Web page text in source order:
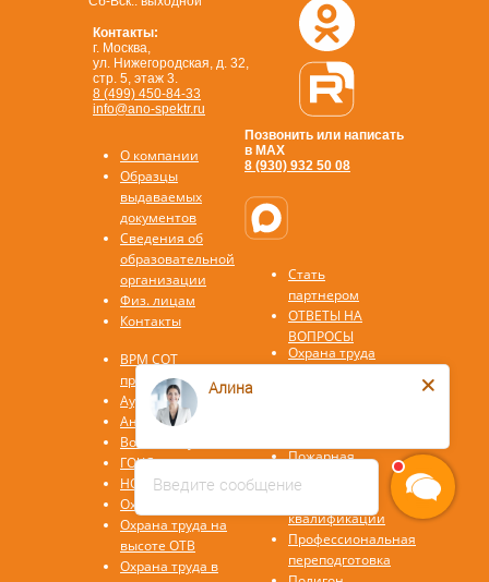
Позвонить или написать
в MAX
8 (930) 932 50 08
Контакты:
г. Москва,
ул. Нижегородская, д. 32,
стр. 5, этаж 3.
8 (499) 450-84-33
info@ano-spektr.ru
Стать
партнером
ОТВЕТЫ НА
ВОПРОСЫ
ВРМ СОТ
программа
Аудит/Аутсорсинг
Антитеррор
Воинский учет
ГОЧС
НОК ЦОК
Охрана труда
Охрана труда на
высоте ОТВ
Охрана труда в
Охрана труда
Пожарная
квалификации
Профессиональная
переподготовка
О компании
Образцы
выдаваемых
документов
Сведения об
образовательной
организации
Физ. лицам
Контакты
Введите сообщение
Алина